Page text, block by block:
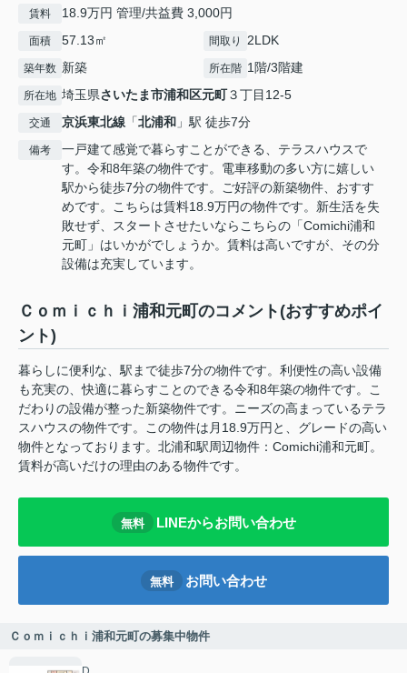
賃料 18.9万円 管理/共益費 3,000円
面積 57.13㎡ 間取り 2LDK
築年数 新築 所在階 1階/3階建
所在地 埼玉県さいたま市浦和区元町３丁目12-5
交通 京浜東北線 「北浦和 」駅 徒歩7分
備考
一戸建て感覚で暮らすことができる、テラスハウスで
す。令和8年築の物件です。電車移動の多い方に嬉しい
駅から徒歩7分の物件です。ご好評の新築物件、おすす
めです。こちらは賃料18.9万円の物件です。新生活を失
敗せず、スタートさせたいならこちらの「Comichi浦和
元町」はいかがでしょうか。賃料は高いですが、その分
設備は充実しています。
Ｃｏｍｉｃｈｉ浦和元町のコメント(おすすめポイ
ント)
暮らしに便利な、駅まで徒歩7分の物件です。利便性の高い設備
も充実の、快適に暮らすことのできる令和8年築の物件です。こ
だわりの設備が整った新築物件です。ニーズの高まっているテラ
スハウスの物件です。この物件は月18.9万円と、グレードの高い
物件となっております。北浦和駅周辺物件：Comichi浦和元町。
賃料が高いだけの理由のある物件です。
無料 LINEからお問い合わせ
無料 お問い合わせ
Ｃｏｍｉｃｈｉ浦和元町の募集中物件